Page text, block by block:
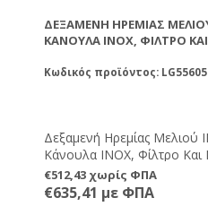
ΔΕΞΑΜΕΝΉ ΗΡΕΜΊΑΣ
ΚΆΝΟΥΛΑ INOX, ΦΊΛΤΡΟ
Κωδικός προϊόντος: LG55605
Δεξαμενή Ηρεμίας
Κάνουλα INOX, Φίλτρο Και
€512,43 χωρίς ΦΠΑ
€635,41 με ΦΠΑ